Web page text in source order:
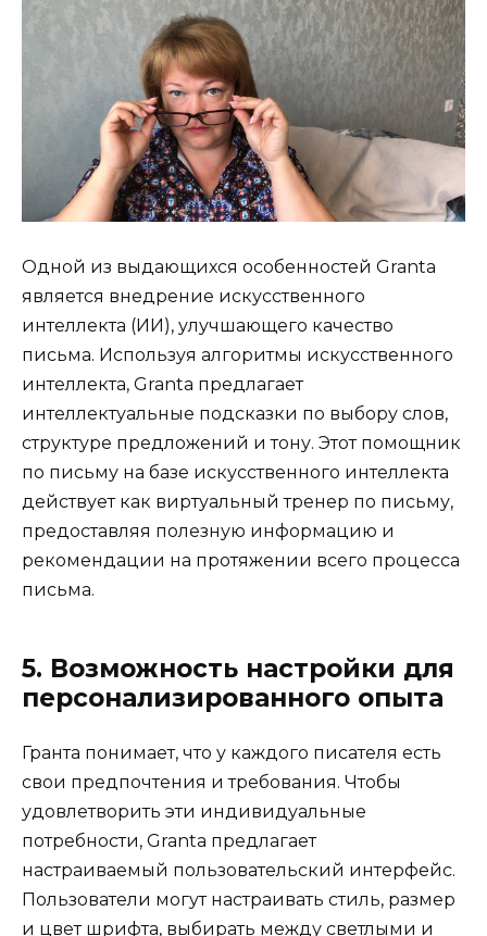
Одной из выдающихся особенностей Granta
является внедрение искусственного
интеллекта (ИИ), улучшающего качество
письма. Используя алгоритмы искусственного
интеллекта, Granta предлагает
интеллектуальные подсказки по выбору слов,
структуре предложений и тону. Этот помощник
по письму на базе искусственного интеллекта
действует как виртуальный тренер по письму,
предоставляя полезную информацию и
рекомендации на протяжении всего процесса
письма.
5. Возможность настройки для
персонализированного опыта
Гранта понимает, что у каждого писателя есть
свои предпочтения и требования. Чтобы
удовлетворить эти индивидуальные
потребности, Granta предлагает
настраиваемый пользовательский интерфейс.
Пользователи могут настраивать стиль, размер
и цвет шрифта, выбирать между светлыми и